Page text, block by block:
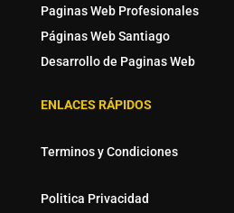
Paginas Web Profesionales
Páginas Web Santiago
Desarrollo de Paginas Web
ENLACES RÁPIDOS
Terminos y Condiciones
Politica Privacidad